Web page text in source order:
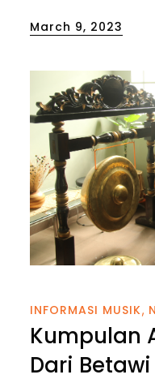
Posted
March 9, 2023
INFORMASI MUSIK
Kumpulan
Dari